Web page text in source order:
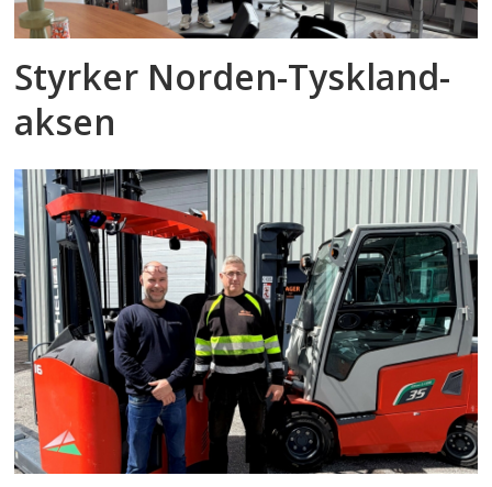
Styrker Norden-Tyskland-
aksen